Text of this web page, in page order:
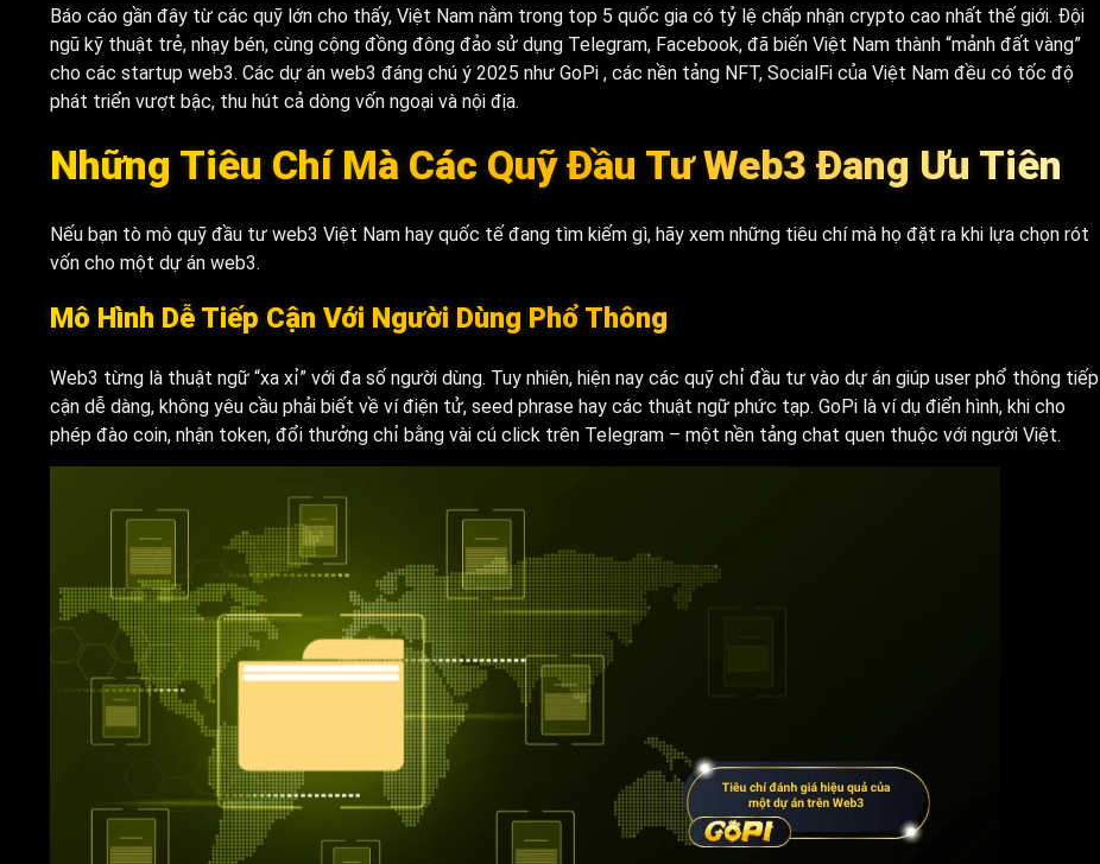
Báo cáo gần đây từ các quỹ lớn cho thấy, Việt Nam nằm trong top 5 quốc gia có tỷ lệ chấp nhận crypto cao nhất thế giới. Đội
ngũ kỹ thuật trẻ, nhạy bén, cùng cộng đồng đông đảo sử dụng Telegram, Facebook, đã biến Việt Nam thành “mảnh đất vàng”
cho các startup web3. Các dự án web3 đáng chú ý 2025 như GoPi , các nền tảng NFT, SocialFi của Việt Nam đều có tốc độ
phát triển vượt bậc, thu hút cả dòng vốn ngoại và nội địa.
Những Tiêu Chí Mà Các Quỹ Đầu Tư Web3 Đang Ưu Tiên
Nếu bạn tò mò quỹ đầu tư web3 Việt Nam hay quốc tế đang tìm kiếm gì, hãy xem những tiêu chí mà họ đặt ra khi lựa chọn rót
vốn cho một dự án web3.
Mô Hình Dễ Tiếp Cận Với Người Dùng Phổ Thông
Web3 từng là thuật ngữ “xa xỉ” với đa số người dùng. Tuy nhiên, hiện nay các quỹ chỉ đầu tư vào dự án giúp user phổ thông tiếp
cận dễ dàng, không yêu cầu phải biết về ví điện tử, seed phrase hay các thuật ngữ phức tạp. GoPi là ví dụ điển hình, khi cho
phép đào coin, nhận token, đổi thưởng chỉ bằng vài cú click trên Telegram – một nền tảng chat quen thuộc với người Việt.